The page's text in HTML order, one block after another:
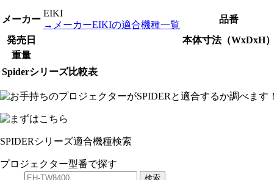
メーカー
EIKI
→メーカーEIKIの適合機種一覧
品番
発売日
本体寸法（WxDxH）
重量
Spiderシリーズ比較表
SPIDERシリーズ適合機種検索
プロジェクター型番で探す